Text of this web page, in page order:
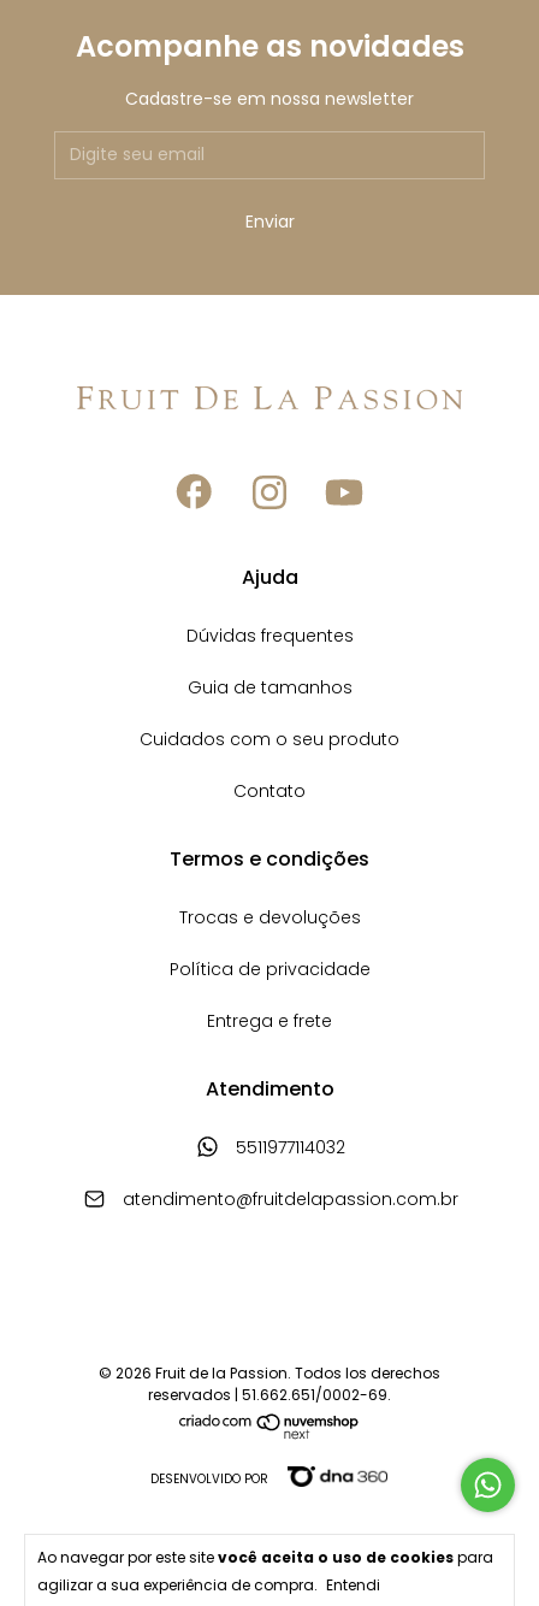
Ao navegar por este sitevocê aceita o uso de cookiespara
agilizar a sua experiência de compra. Entendi
Acompanhe as novidades
Cadastre-se em nossa newsletter
Ajuda
Dúvidas frequentes
Guia de tamanhos
Cuidados com o seu produto
Contato
Termos e condições
Trocas e devoluções
Política de privacidade
Entrega e frete
Atendimento
5511977114032
atendimento@fruitdelapassion.com.br
© 2026 Fruit de la Passion. Todos los derechos
reservados | 51.662.651/0002-69.
DESENVOLVIDO POR